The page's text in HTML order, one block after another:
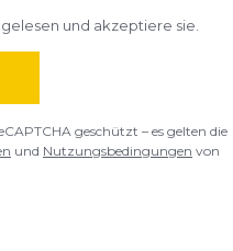
gelesen und akzeptiere sie.
geschützt – es gelten die
und Nutzungsbedingungen von